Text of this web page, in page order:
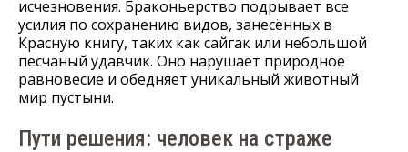
исчезновения. Браконьерство подрывает все
усилия по сохранению видов, занесённых в
Красную книгу, таких как сайгак или небольшой
песчаный удавчик. Оно нарушает природное
равновесие и обедняет уникальный животный
мир пустыни.
Пути решения: человек на страже